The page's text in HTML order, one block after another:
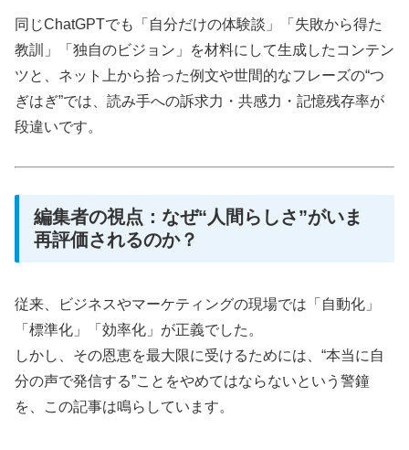
同じChatGPTでも「自分だけの体験談」「失敗から得た
教訓」「独自のビジョン」を材料にして生成したコンテン
ツと、ネット上から拾った例文や世間的なフレーズの“つ
ぎはぎ”では、読み手への訴求力・共感力・記憶残存率が
段違いです。
編集者の視点：なぜ“人間らしさ”がいま
再評価されるのか？
従来、ビジネスやマーケティングの現場では「自動化」
「標準化」「効率化」が正義でした。
しかし、その恩恵を最大限に受けるためには、“本当に自
分の声で発信する”ことをやめてはならないという警鐘
を、この記事は鳴らしています。